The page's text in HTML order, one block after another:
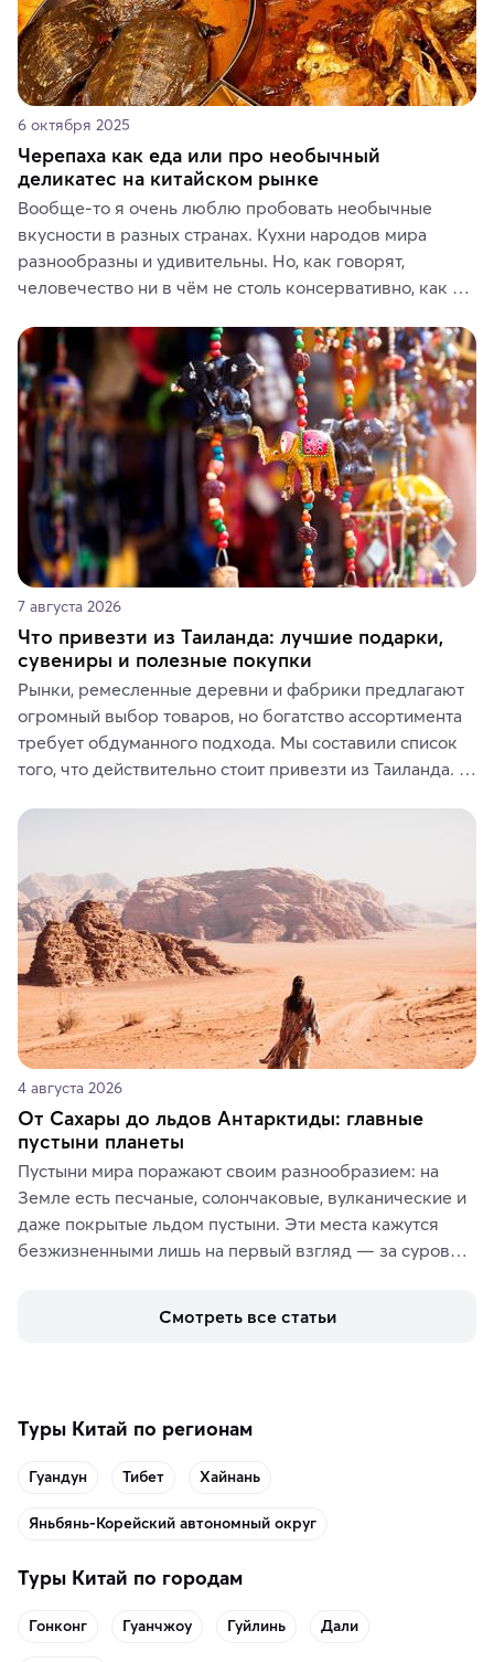
6 октября 2025
Черепаха как еда или про необычный
деликатес на китайском рынке
Вообще-то я очень люблю пробовать необычные
вкусности в разных странах. Кухни народов мира
разнообразны и удивительны. Но, как говорят,
человечество ни в чём не столь консервативно, как в
7 августа 2026
Что привезти из Таиланда: лучшие подарки,
сувениры и полезные покупки
Рынки, ремесленные деревни и фабрики предлагают
огромный выбор товаров, но богатство ассортимента
требует обдуманного подхода. Мы составили список
того, что действительно стоит привезти из Таиланда.
средства, одежду, украшения, предметы интерьера
где их купить.
4 августа 2026
От Сахары до льдов Антарктиды: главные
пустыни планеты
Пустыни мира поражают своим разнообразием: на
Земле есть песчаные, солончаковые, вулканические и
даже покрытые льдом пустыни. Эти места кажутся
безжизненными лишь на первый взгляд — за суровой
ярких впечатлений от путешествий.
Смотреть все статьи
Туры Китай по регионам
Гуандун Тибет Хайнань
Яньбянь-Корейский автономный округ
Туры Китай по городам
Гонконг Гуанчжоу Гуйлинь Дали